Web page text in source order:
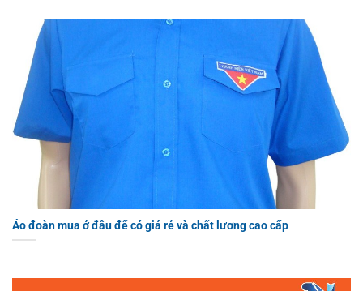
Áo đoàn mua ở đâu để có giá rẻ và chất lương cao cấp